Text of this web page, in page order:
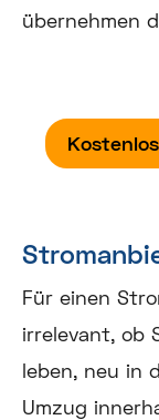
übernehmen
Für einen
irrelevant, ob
leben, neu in
Umzug